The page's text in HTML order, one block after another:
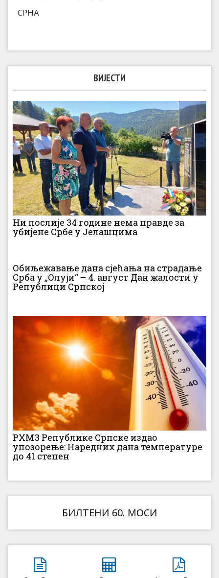
СРНА
ВИЈЕСТИ
Ни послије 34 године нема правде за
убијене Србе у Јелашцима
Обиљежавање дана сјећања на страдање
Срба у „Олуји“ – 4. август Дан жалости у
Републици Српској
РХМЗ Републике Српске издао
упозорење: Наредних дана температуре
до 41 степен
БИЛТЕНИ 60. МОСИ